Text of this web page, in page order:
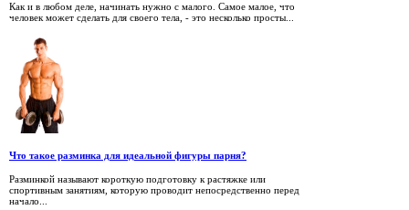
Как и в любом деле, начинать нужно с малого. Самое малое, что
человек может сделать для своего тела, - это несколько просты...
Что такое разминка для идеальной фигуры парня?
Разминкой называют короткую подготовку к растяжке или
спортивным занятиям, которую проводит непосредственно перед
начало...